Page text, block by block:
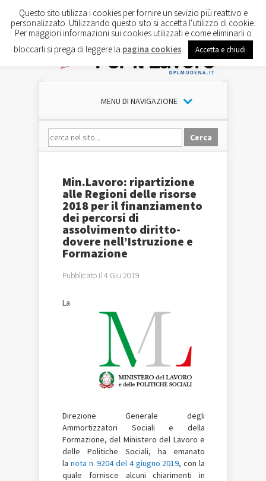
MENU DI NAVIGAZIONE
Min.Lavoro: ripartizione
alle Regioni delle risorse
2018 per il finanziamento
dei percorsi di
assolvimento diritto-
dovere nell’Istruzione e
Formazione
Pubblicato il 4 Giu 2019
La
Direzione Generale degli
Ammortizzatori Sociali e della
Formazione, del Ministero del Lavoro e
delle Politiche Sociali, ha emanato
la nota n. 9204 del 4 giugno 2019, con la
quale fornisce alcuni chiarimenti in
Questo sito utilizza i cookies per fornire un sevizio più reattivo e
personalizzato. Utilizzando questo sito si accetta l'utilizzo di cookie.
Per maggiori informazioni sui cookies utilizzati e come eliminarli o
bloccarli si prega di leggere la pagina cookies Accetta e chiudi